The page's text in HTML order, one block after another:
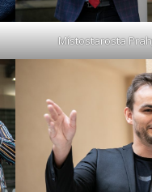
Místostarosta